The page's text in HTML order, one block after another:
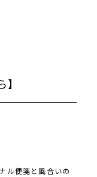
ル便箋と風合いの